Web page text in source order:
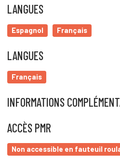
LANGUES
Espagnol Français
LANGUES
Français
INFORMATIONS
ACCÈS PMR
Non accessible en fauteuil